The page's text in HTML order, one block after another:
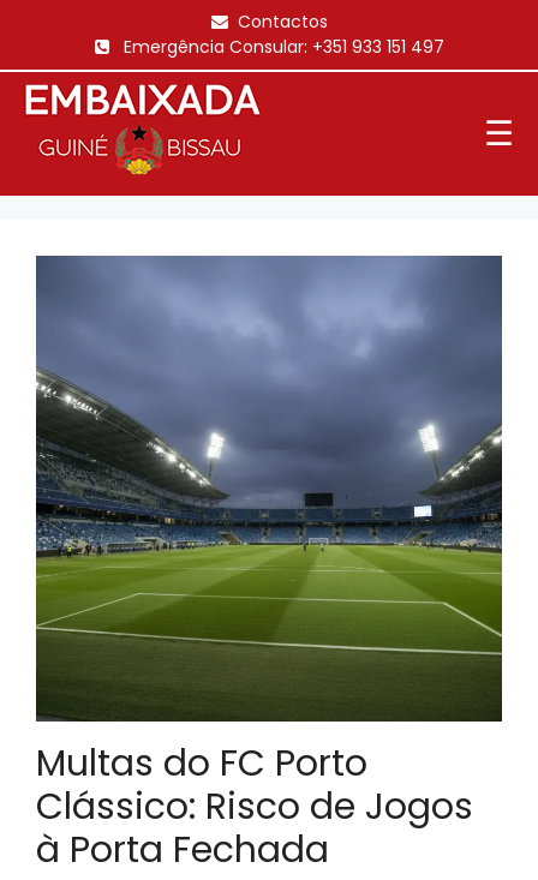
o
conteúdo
Contactos
Emergência Consular: +351 933 151 497
☰
Multas do FC Porto
Clássico: Risco de Jogos
à Porta Fechada